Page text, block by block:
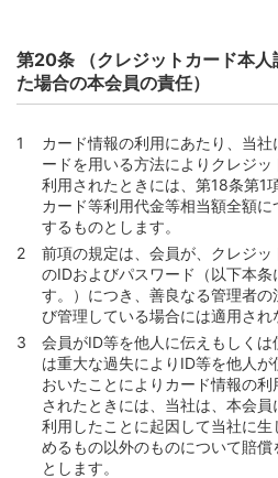
第20条 （クレジットカード本
た場合の本会員の責任）
カード情報の利用にあたり、当
ードを用いる方法によりクレジ
利用されたときには、第18条第1
カード等利用代金等相当額全額
するものとします。
前項の規定は、会員が、クレジ
のIDおよびパスワード（以下本条
す。）につき、善良なる管理者
び管理している場合には適用され
会員がID等を他人に伝えもしくは
は重大な過失によりID等を他人
おいたことによりカード情報の
されたときには、当社は、本会
利用したことに起因して当社に
めるもの以外のものについて賠
とします。